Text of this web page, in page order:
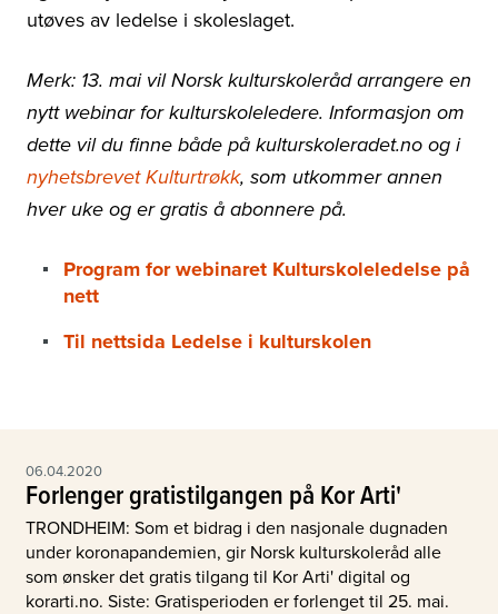
utøves av ledelse i skoleslaget.
Merk: 13. mai vil Norsk kulturskoleråd arrangere en
nytt webinar for kulturskoleledere. Informasjon om
dette vil du finne både på kulturskoleradet.no og i
nyhetsbrevet Kulturtrøkk, som utkommer annen
hver uke og er gratis å abonnere på.
Program for webinaret Kulturskoleledelse på
nett
Til nettsida Ledelse i kulturskolen
06.04.2020
Forlenger gratistilgangen på Kor Arti'
TRONDHEIM: Som et bidrag i den nasjonale dugnaden
under koronapandemien, gir Norsk kulturskoleråd alle
som ønsker det gratis tilgang til Kor Arti' digital og
korarti.no. Siste: Gratisperioden er forlenget til 25. mai.